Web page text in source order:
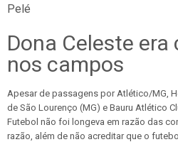
Pelé
Dona Celeste era
nos campos
Apesar de passagens por Atlético/MG,
de São Lourenço (MG) e Bauru Atlético
Futebol não foi longeva em razão das
razão, além de não acreditar que o